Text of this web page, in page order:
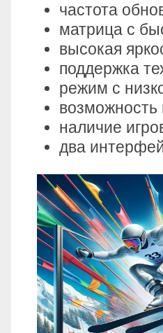
частота
матрица с
высокая
поддержка
режим с
возможность
наличие
два